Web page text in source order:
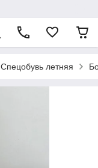
Спецобувь летняя